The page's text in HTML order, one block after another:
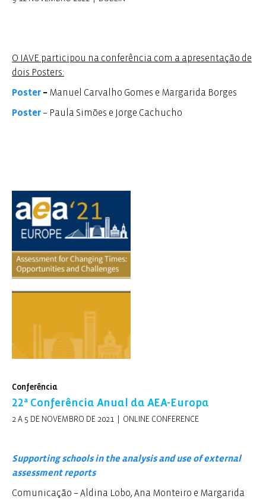
O IAVE participou na conferência com a apresentação de
dois Posters:
Poster – Manuel Carvalho Gomes e Margarida Borges
Poster – Paula Simões e Jorge Cachucho
Conferência
22ª Conferência Anual da AEA-Europa
2 A 5 DE NOVEMBRO DE 2021 | ONLINE CONFERENCE
Supporting schools in the analysis and use of external
assessment reports
Comunicação – Aldina Lobo, Ana Monteiro e Margarida